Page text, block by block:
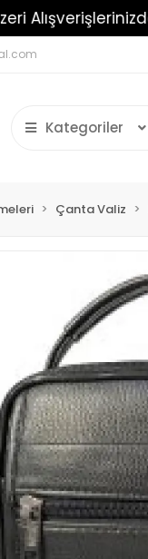
Alışverişlerinizde
Kategoriler
Çanta Valiz